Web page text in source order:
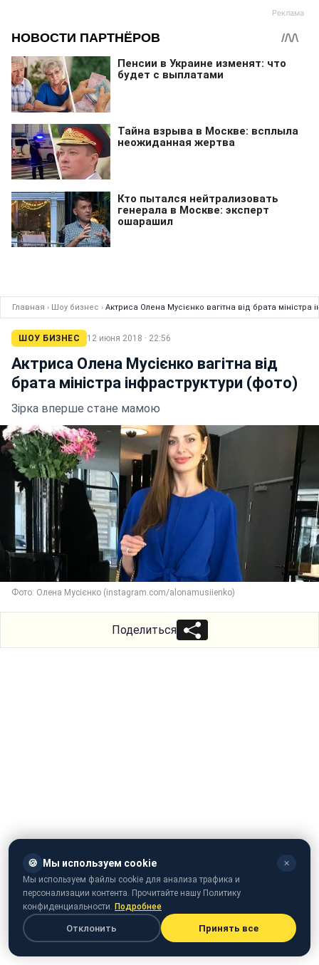
Главная › Шоу бизнес › Актриса Олена Мусієнко вагітна від брата міністра
ШОУ БИЗНЕС 12 июня 2018 · 22:56
Актриса Олена Мусієнко вагітна від
брата міністра інфраструктури (фото)
Зірка вперше стане мамою
Фото: Олена Мусієнко (instagram.com/alonamusiienko)
Поделиться
🍪 Мы используем cookie ✕
Мы используем файлы cookie для анализа трафика и
персонализации контента. Прочитайте нашу Политику
конфиденциальности. Подробнее
Отклонить Принять все